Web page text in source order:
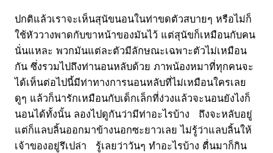
ปกติแล้วเราจะเห็นสุนัขนอนในท่าขดตัวสบายๆ หรือไม่ก็
ใช้หัววางพาดกับขาหน้าของมันไว้ แต่สุนัขก็เหมือนกับคน
นั่นแหละ พวกมันแต่ละตัวมีลักษณะเฉพาะตัวไม่เหมือน
กัน ซึ่งรวมไปถึงท่านอนหลับด้วย ภาพน้องหมาที่ทุกคนจะ
ได้เห็นต่อไปนี้มีท่าทางการนอนหลับที่ไม่เหมือนใครเลย
ดูๆ แล้วก็น่ารักเหมือนกับเด็กเล็กที่ง่วงแล้วจะนอนยังไงก็
นอนได้ทั้งนั้น ลองไปดูกันว่ามีท่าอะไรบ้าง ถึงจะหลับอยู่
แต่ก็แลบลิ้นออกมาข้างนอกซะยาวเลย ไม่รู้ว่าแลบลิ้นให้
เจ้าของอยู่รึเปล่า รู้เลยว่าวันๆ ทำอะไรบ้าง ตื่นมาก็กิน